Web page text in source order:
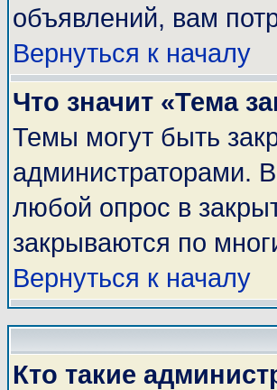
объявлений, вам
Вернуться к началу
Что значит «Тема
Темы могут быть
администраторами.
любой опрос в
закрываются по
Вернуться к началу
Кто такие